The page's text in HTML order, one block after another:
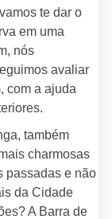
te dar o
em uma
nós
avaliar
com a ajuda
também
charmosas
passadas e não
da Cidade
A Barra de